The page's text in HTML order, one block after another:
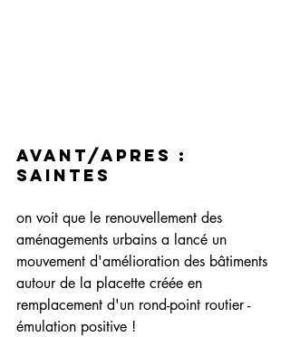
AVANT/APRES :
SAINTES
on voit que le renouvellement des
aménagements urbains a lancé un
mouvement d'amélioration des bâtiments
autour de la placette créée en
remplacement d'un rond-point routier -
émulation positive !